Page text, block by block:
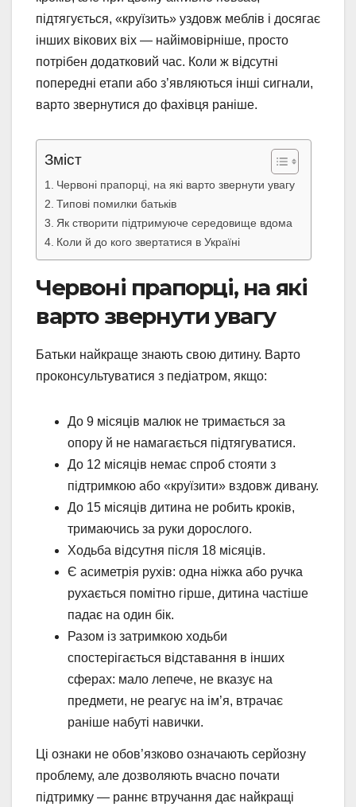
підтягується, «круїзить» уздовж меблів і досягає
інших вікових віх — найімовірніше, просто
потрібен додатковий час. Коли ж відсутні
попередні етапи або з’являються інші сигнали,
варто звернутися до фахівця раніше.
Зміст
Червоні прапорці, на які варто звернути увагу
Типові помилки батьків
Як створити підтримуюче середовище вдома
Коли й до кого звертатися в Україні
Червоні прапорці, на які
варто звернути увагу
Батьки найкраще знають свою дитину. Варто
проконсультуватися з педіатром, якщо:
До 9 місяців малюк не тримається за
опору й не намагається підтягуватися.
До 12 місяців немає спроб стояти з
підтримкою або «круїзити» вздовж дивану.
До 15 місяців дитина не робить кроків,
тримаючись за руки дорослого.
Ходьба відсутня після 18 місяців.
Є асиметрія рухів: одна ніжка або ручка
рухається помітно гірше, дитина частіше
падає на один бік.
Разом із затримкою ходьби
спостерігається відставання в інших
сферах: мало лепече, не вказує на
предмети, не реагує на ім’я, втрачає
раніше набуті навички.
Ці ознаки не обов’язково означають серйозну
проблему, але дозволяють вчасно почати
підтримку — раннє втручання дає найкращі